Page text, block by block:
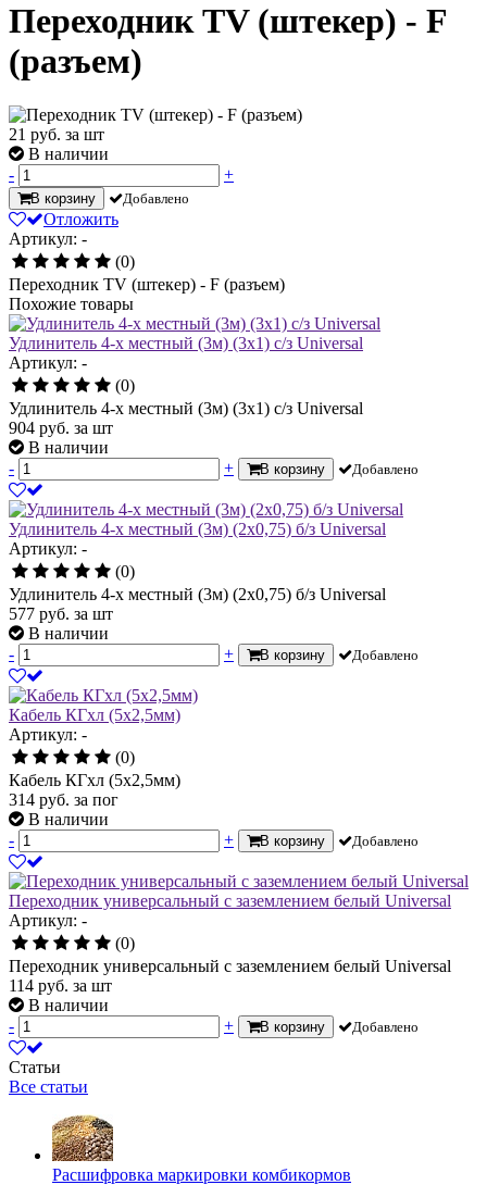
Переходник TV (штекер) - F
(разъем)
21 руб. за шт
В наличии
-
+
В корзину Добавлено
Отложить
Артикул: -
(0)
Переходник TV (штекер) - F (разъем)
Похожие товары
Удлинитель 4-х местный (3м) (3х1) с/з Universal
Артикул: -
(0)
Удлинитель 4-х местный (3м) (3х1) с/з Universal
904 руб. за шт
В наличии
-
+ В корзину Добавлено
Удлинитель 4-х местный (3м) (2х0,75) б/з Universal
Артикул: -
(0)
Удлинитель 4-х местный (3м) (2х0,75) б/з Universal
577 руб. за шт
В наличии
-
+ В корзину Добавлено
Кабель КГхл (5х2,5мм)
Артикул: -
(0)
Кабель КГхл (5х2,5мм)
314 руб. за пог
В наличии
-
+ В корзину Добавлено
Переходник универсальный с заземлением белый Universal
Артикул: -
(0)
Переходник универсальный с заземлением белый Universal
114 руб. за шт
В наличии
-
+ В корзину Добавлено
Статьи
Все статьи
Расшифровка маркировки комбикормов